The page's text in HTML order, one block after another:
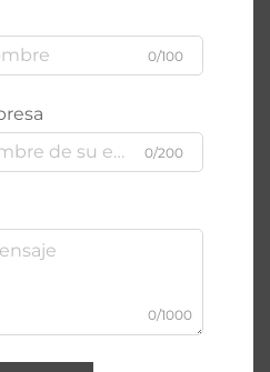
0/100
0/200
0/1000